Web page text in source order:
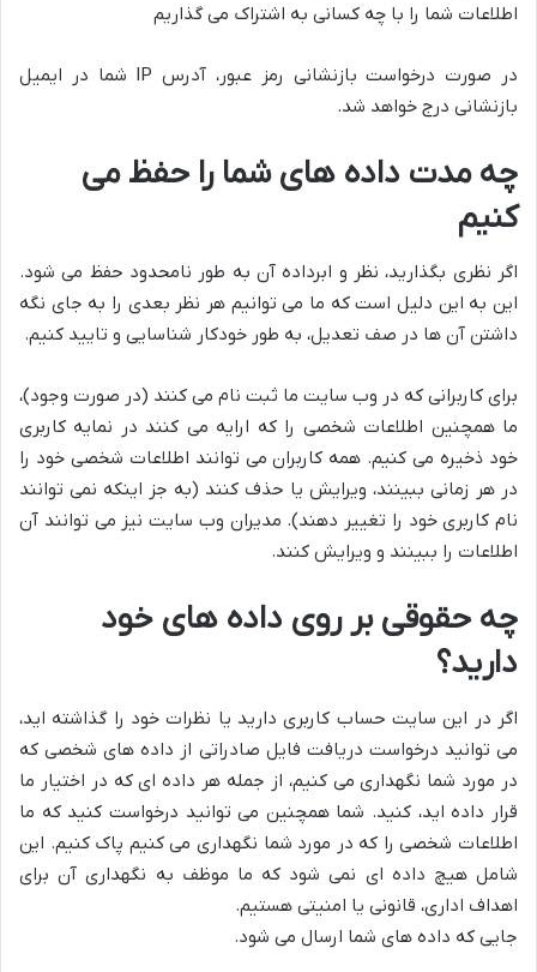
اطلاعات شما را با چه کسانی به اشتراک می گذاریم
در صورت درخواست بازنشانی رمز عبور، آدرس IP شما در ایمیل
بازنشانی درج خواهد شد.
چه مدت داده های شما را حفظ می
کنیم
اگر نظری بگذارید، نظر و ابرداده آن به طور نامحدود حفظ می شود.
این به این دلیل است که ما می توانیم هر نظر بعدی را به جای نگه
داشتن آن ها در صف تعدیل، به طور خودکار شناسایی و تایید کنیم.
برای کاربرانی که در وب سایت ما ثبت نام می کنند (در صورت وجود)،
ما همچنین اطلاعات شخصی را که ارایه می کنند در نمایه کاربری
خود ذخیره می کنیم. همه کاربران می توانند اطلاعات شخصی خود را
در هر زمانی ببینند، ویرایش یا حذف کنند (به جز اینکه نمی توانند
نام کاربری خود را تغییر دهند). مدیران وب سایت نیز می توانند آن
اطلاعات را ببینند و ویرایش کنند.
چه حقوقی بر روی داده های خود
دارید؟
اگر در این سایت حساب کاربری دارید یا نظرات خود را گذاشته اید،
می توانید درخواست دریافت فایل صادراتی از داده های شخصی که
در مورد شما نگهداری می کنیم، از جمله هر داده ای که در اختیار ما
قرار داده اید، کنید. شما همچنین می توانید درخواست کنید که ما
اطلاعات شخصی را که در مورد شما نگهداری می کنیم پاک کنیم. این
شامل هیچ داده ای نمی شود که ما موظف به نگهداری آن برای
اهداف اداری، قانونی یا امنیتی هستیم.
جایی که داده های شما ارسال می شود.